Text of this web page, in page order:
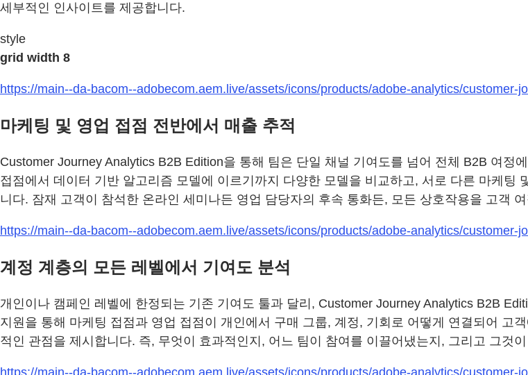
세부적인 인사이트를 제공합니다.
style
grid width 8
https://main--da-bacom--adobecom.aem.live/assets/icons/products/adobe-analytics/customer-
마케팅 및 영업 접점 전반에서 매출 추적
Customer Journey Analytics B2B Edition을 통해 팀은 단일 채널 기여도를 넘어 전체 B2B 여
접점에서 데이터 기반 알고리즘 모델에 이르기까지 다양한 모델을 비교하고, 서로 다른 마케
니다. 잠재 고객이 참석한 온라인 세미나든 영업 담당자의 후속 통화든, 모든 상호작용을 고객
https://main--da-bacom--adobecom.aem.live/assets/icons/products/adobe-analytics/customer-
계정 계층의 모든 레벨에서 기여도 분석
개인이나 캠페인 레벨에 한정되는 기존 기여도 툴과 달리, Customer Journey Analytics B2B
지원을 통해 마케팅 접점과 영업 접점이 개인에서 구매 그룹, 계정, 기회로 어떻게 연결되어 고
적인 관점을 제시합니다. 즉, 무엇이 효과적인지, 어느 팀이 참여를 이끌어냈는지, 그리고 그것